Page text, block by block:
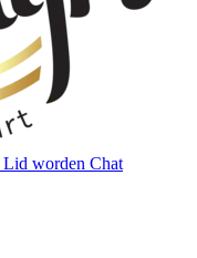
Lid worden Chat